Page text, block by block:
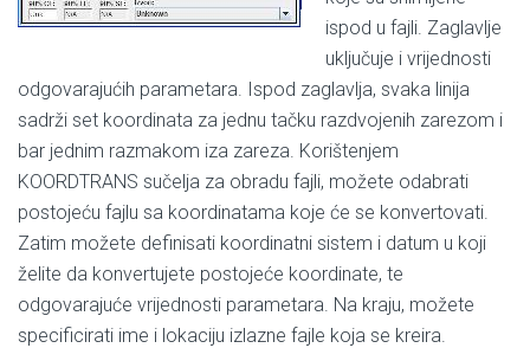
ispod u fajli. Zaglavlje
uključuje i vrijednosti
odgovarajućih parametara. Ispod zaglavlja, svaka linija
sadrži set koordinata za jednu tačku razdvojenih zarezom i
bar jednim razmakom iza zareza. Korištenjem
KOORDTRANS sučelja za obradu fajli, možete odabrati
postojeću fajlu sa koordinatama koje će se konvertovati.
Zatim možete definisati koordinatni sistem i datum u koji
želite da konvertujete postojeće koordinate, te
odgovarajuće vrijednosti parametara. Na kraju, možete
specificirati ime i lokaciju izlazne fajle koja se kreira.